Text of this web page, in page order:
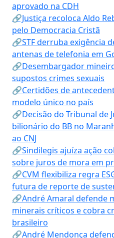
aprovado na CDH
🔗Justiça recoloca Aldo
pelo Democracia Cristã
🔗STF derruba exigência
antenas de telefonia em
🔗Desembargador
supostos crimes sexuais
🔗Certidões de
modelo único no país
🔗Decisão do Tribunal de
bilionário do BB no
ao CNJ
🔗Sindilegis ajuíza ação
sobre juros de mora em
🔗CVM flexibiliza regra
futura de reporte de
🔗André Amaral defende
minerais críticos e cobra
brasileiro
🔗André Mendonça